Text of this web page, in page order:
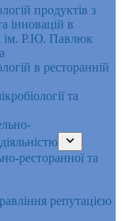
продуктів з
інновацій в
ім. Р.Ю. Павлюк
в ресторанній
та
ресторанної та
репутацією